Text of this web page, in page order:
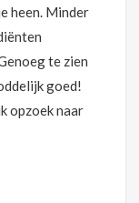
heen. Minder
te zien
goed!
opzoek naar